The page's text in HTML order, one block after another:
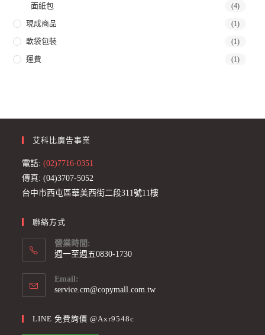
面紙包 (4)
現成商品 (1)
軟袋包裝 (1)
運費 (1)
艾科比廣告事業
電話:(02)7716-0351
傳真: (04)3707-5052
台中市西屯區華美西街二段311號11樓
聯絡方式
營業時間:
週一至週五0830-1730
Email:
service.cm@copymall.com.twOpens
LINE 免費詢價 @axr9548c